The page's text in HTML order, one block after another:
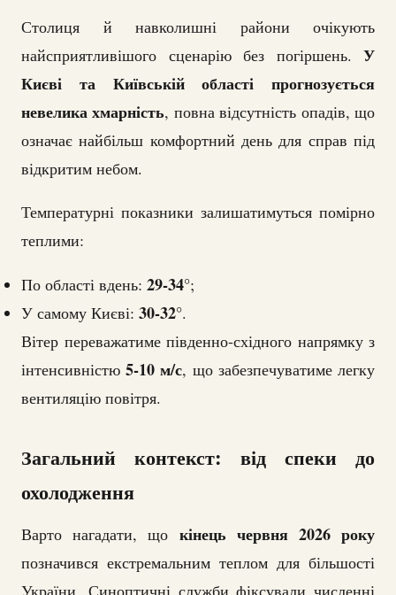
Столиця й навколишні райони очікують
найсприятливішого сценарію без погіршень. У
Києві та Київській області прогнозується
невелика хмарність, повна відсутність опадів, що
означає найбільш комфортний день для справ під
відкритим небом.
Температурні показники залишатимуться помірно
теплими:
По області вдень: 29-34°;
У самому Києві: 30-32°.
Вітер переважатиме південно-східного напрямку з
інтенсивністю5-10 м/с, що забезпечуватиме легку
вентиляцію повітря.
Загальний контекст: від спеки до
охолодження
Варто нагадати, що кінець червня 2026 року
позначився екстремальним теплом для більшості
України. Синоптичні служби фіксували численні